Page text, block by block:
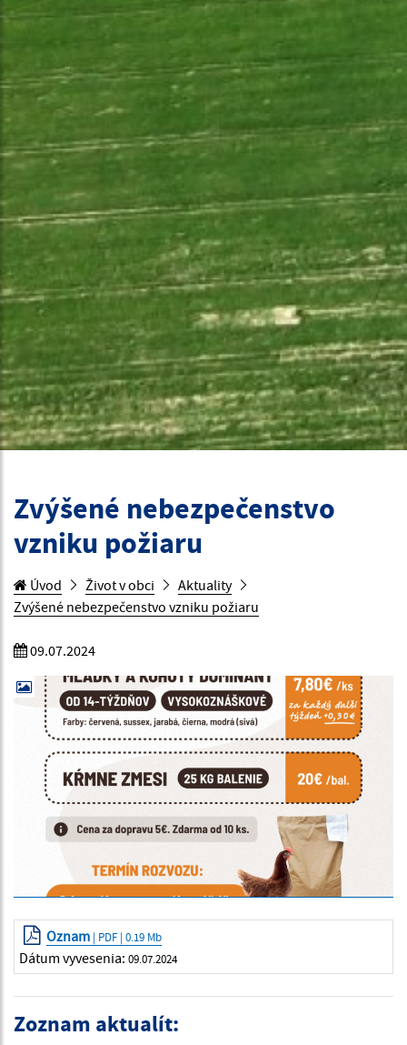
Zvýšené nebezpečenstvo
vzniku požiaru
Úvod Život v obci
Aktuality
Zvýšené nebezpečenstvo vzniku požiaru
09.07.2024
Oznam | PDF | 0.19 Mb
Dátum vyvesenia: 09.07.2024
Zoznam aktualít: